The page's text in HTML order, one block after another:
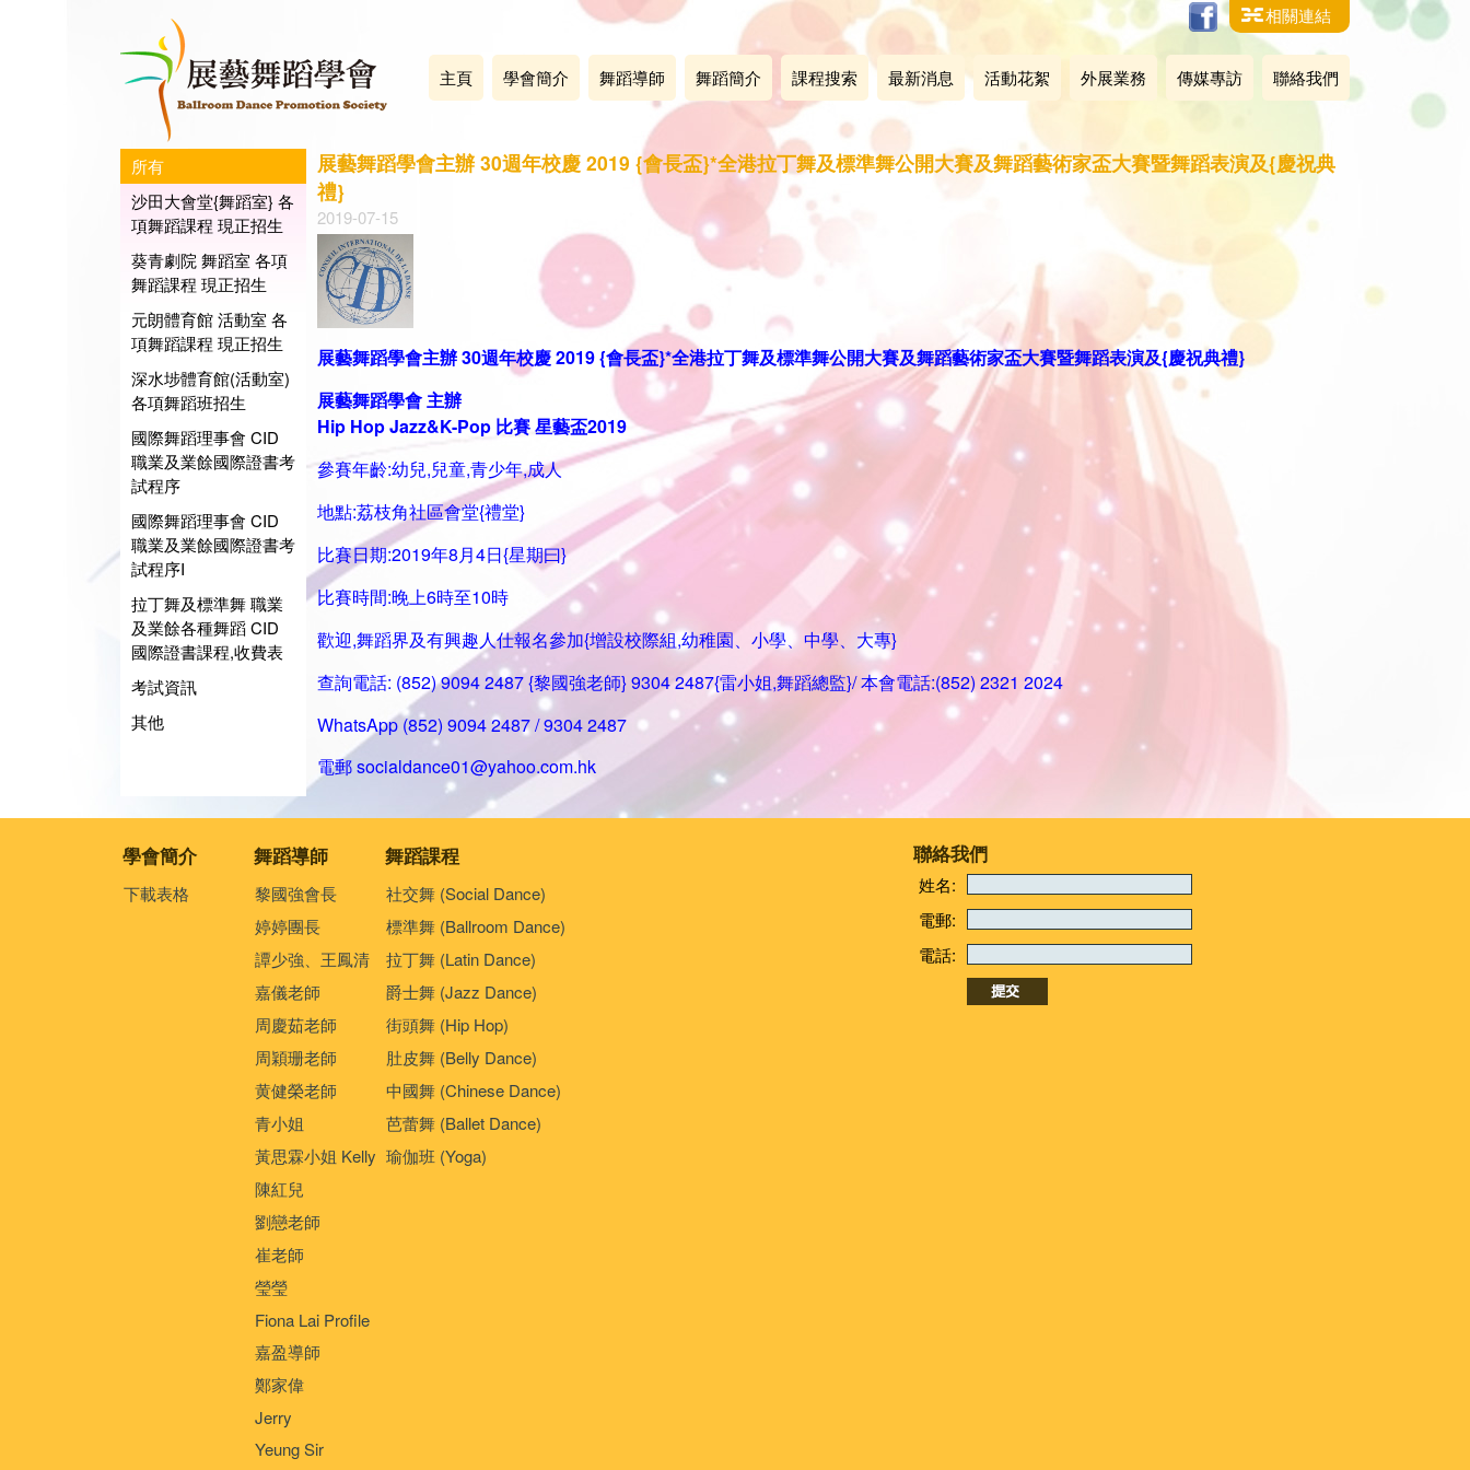
相關連結
主頁 學會簡介 舞蹈導師 舞蹈簡介 課程搜索 最新消息 活動花絮 外展業務 傳媒專訪 聯絡我們
所有
沙田大會堂{舞蹈室} 各
項舞蹈課程 現正招生
葵青劇院 舞蹈室 各項
舞蹈課程 現正招生
元朗體育館 活動室 各
項舞蹈課程 現正招生
深水埗體育館(活動室)
各項舞蹈班招生
國際舞蹈理事會 CID
職業及業餘國際證書考
試程序
國際舞蹈理事會 CID
職業及業餘國際證書考
試程序I
拉丁舞及標準舞 職業
及業餘各種舞蹈 CID
國際證書課程,收費表
考試資訊
其他
展藝舞蹈學會主辦 30週年校慶 2019 {會長盃}*全港拉丁舞及標準舞公開大賽及舞蹈藝術家盃大賽暨舞蹈表演及{慶祝典
禮}
2019-07-15
展藝舞蹈學會主辦 30週年校慶 2019 {會長盃}*全港拉丁舞及標準舞公開大賽及舞蹈藝術家盃大賽暨舞蹈表演及{慶祝典禮}
展藝舞蹈學會主辦
Hip Hop Jazz&K-Pop 比賽 星藝盃2019
參賽年齡:幼兒,兒童,青少年,成人
地點:荔枝角社區會堂{禮堂}
比賽日期:2019年8月4日{星期曰}
比賽時間:晚上6時至10時
歡迎,舞蹈界及有興趣人仕報名參加{增設校際組,幼稚園、小學、中學、大專}
查詢電話: (852) 9094 2487 {黎國強老師} 9304 2487{雷小姐,舞蹈總監}/ 本會電話:(852) 2321 2024
WhatsApp (852) 9094 2487 / 9304 2487
電郵socialdance01@yahoo.com.hk
學會簡介 舞蹈導師 舞蹈課程
下載表格
黎國強會長
婷婷團長
譚少強、王鳳清
嘉儀老師
周慶茹老師
周穎珊老師
黄健榮老師
青小姐
黃思霖小姐 Kelly
陳紅兒
劉戀老師
崔老師
瑩瑩
Fiona Lai Profile
嘉盈導師
鄭家偉
Jerry
Yeung Sir
社交舞 (Social Dance)
標準舞 (Ballroom Dance)
拉丁舞 (Latin Dance)
爵士舞 (Jazz Dance)
街頭舞 (Hip Hop)
肚皮舞 (Belly Dance)
中國舞 (Chinese Dance)
芭蕾舞 (Ballet Dance)
瑜伽班 (Yoga)
聯絡我們
姓名:
電郵:
電話: